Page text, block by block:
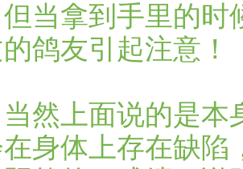
当拿到手里的时
鸽友引起注意！
上面说的是本
身体上存在缺陷